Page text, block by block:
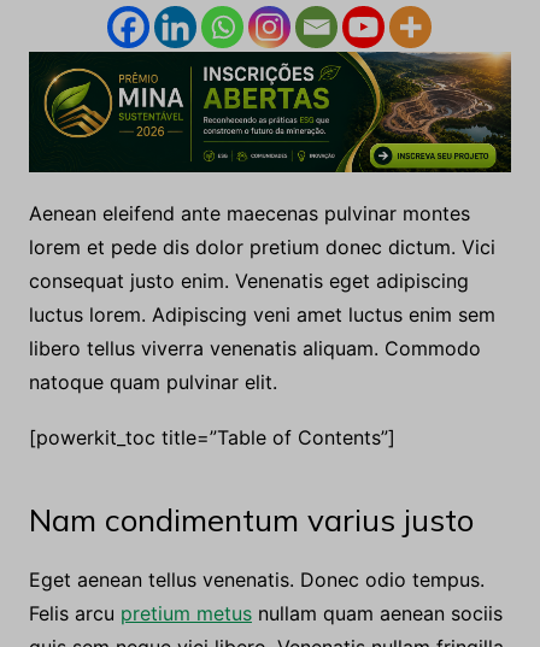
Aenean eleifend ante maecenas pulvinar montes
lorem et pede dis dolor pretium donec dictum. Vici
consequat justo enim. Venenatis eget adipiscing
luctus lorem. Adipiscing veni amet luctus enim sem
libero tellus viverra venenatis aliquam. Commodo
natoque quam pulvinar elit.
[powerkit_toc title=”Table of Contents”]
Nam condimentum varius justo
Eget aenean tellus venenatis. Donec odio tempus.
Felis arcu pretium metusnullam quam aenean sociis